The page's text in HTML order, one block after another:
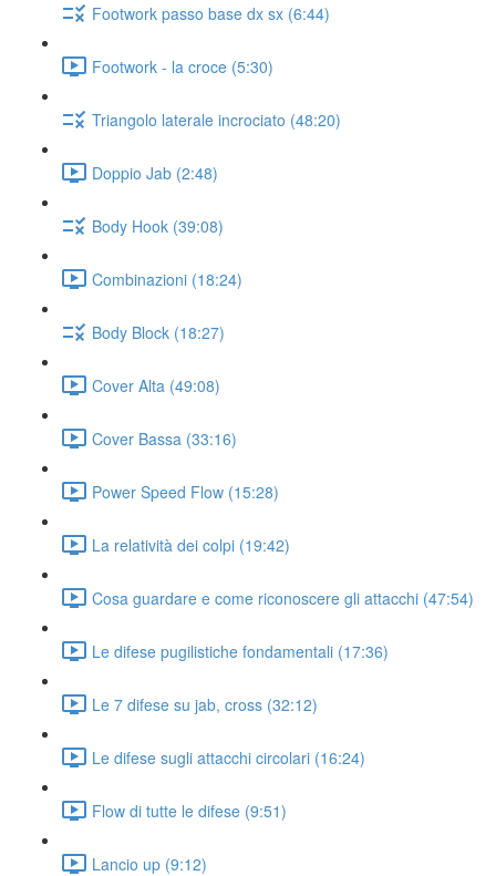
Footwork passo base dx sx (6:44)
Footwork - la croce (5:30)
Triangolo laterale incrociato (48:20)
Doppio Jab (2:48)
Body Hook (39:08)
Combinazioni (18:24)
Body Block (18:27)
Cover Alta (49:08)
Cover Bassa (33:16)
Power Speed Flow (15:28)
La relatività dei colpi (19:42)
Cosa guardare e come riconoscere gli attacchi (47:54)
Le difese pugilistiche fondamentali (17:36)
Le 7 difese su jab, cross (32:12)
Le difese sugli attacchi circolari (16:24)
Flow di tutte le difese (9:51)
Lancio up (9:12)